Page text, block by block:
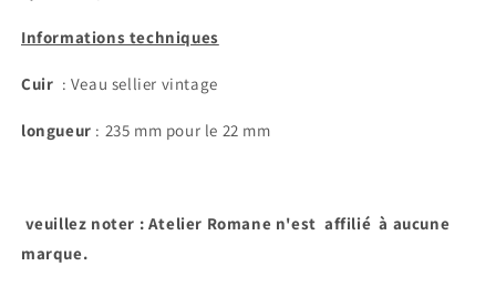
Informations techniques
Cuir : Veau sellier vintage
longueur : 235 mm pour le 22 mm
veuillez noter : Atelier Romane n'est affilié à aucune
marque.